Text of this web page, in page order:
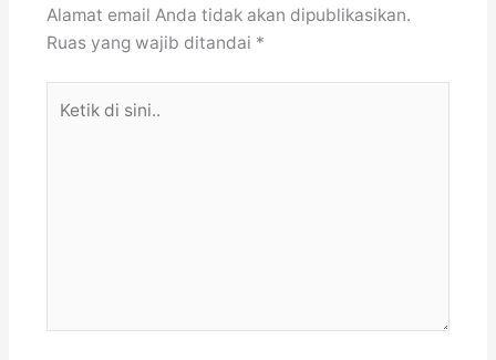
Alamat email Anda tidak akan dipublikasikan.
Ruas yang wajib ditandai *